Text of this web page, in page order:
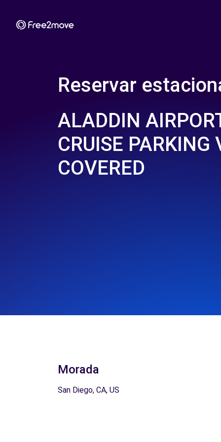
Reservar
ALADDIN
CRUISE PARKING
COVERED
Morada
San Diego, CA, US